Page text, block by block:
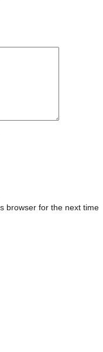
browser for the next time